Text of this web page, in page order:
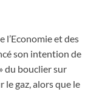
l’Economie et des
son intention de
du bouclier sur
le gaz, alors que le